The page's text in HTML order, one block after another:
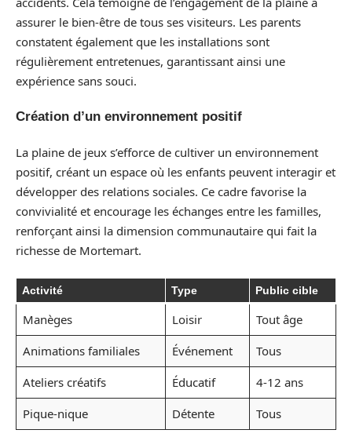
assurer le bien-être de tous ses visiteurs. Les parents
constatent également que les installations sont
régulièrement entretenues, garantissant ainsi une
expérience sans souci.
Création d’un environnement positif
La plaine de jeux s’efforce de cultiver un environnement
positif, créant un espace où les enfants peuvent interagir et
développer des relations sociales. Ce cadre favorise la
convivialité et encourage les échanges entre les familles,
renforçant ainsi la dimension communautaire qui fait la
richesse de Mortemart.
Activité Type Public cible
Manèges Loisir
Tout âge
Animations familiales
Événement
Tous
Ateliers créatifs
Éducatif
4-12 ans
Pique-nique
Détente Tous